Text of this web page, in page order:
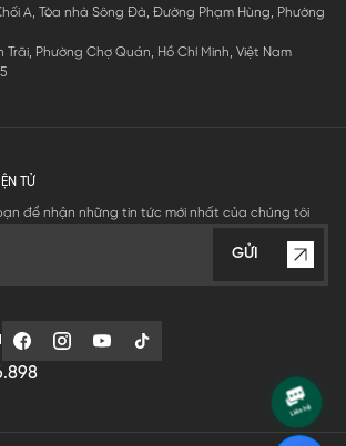
A, Tòa nhà Sông Đà, Đường Phạm Hùng, Phường
Trãi, Phường Chợ Quán, Hồ Chí Minh, Việt Nam
TỬ
để nhận những tin tức mới nhất của chúng tôi
GỬI